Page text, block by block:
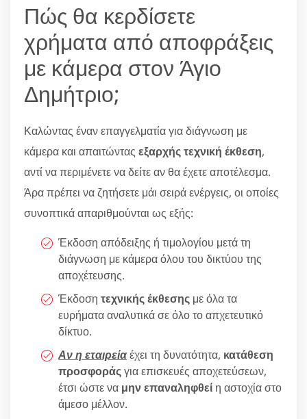
Πώς θα κερδίσετε
χρήματα από αποφράξεις
με κάμερα στον Άγιο
Δημήτριο;
Καλώντας έναν επαγγελματία για διάγνωση με
κάμερα και απαιτώντας εξαρχής τεχνική έκθεση,
αντί να περιμένετε να δείτε αν θα έχετε αποτέλεσμα.
Άρα πρέπει να ζητήσετε μάι σειρά ενέργεις, οι οποίες
συνοπτικά απαριθμούνται ως εξής:
Έκδοση απόδειξης ή τιμολογίου μετά τη
διάγνωση με κάμερα όλου του δικτύου της
αποχέτευσης.
Έκδοση τεχνικής έκθεσης με όλα τα
ευρήματα αναλυτικά σε όλο το απχετευτικό
δίκτυο.
Αν η εταιρείαέχει τη δυνατότητα, κατάθεση
προσφοράςγια επισκευές αποχετεύσεων,
έτσι ώστε να μην επαναληφθεί η αστοχία στο
άμεσο μέλλον.